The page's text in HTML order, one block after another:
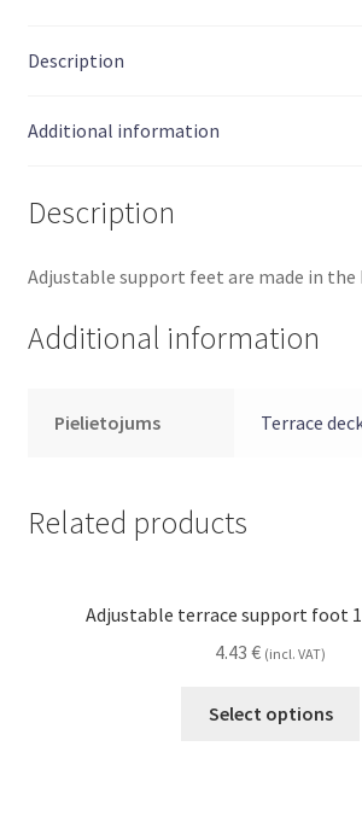
Description
Additional information
Description
Adjustable support feet are made in the
Additional information
Pielietojums Terrace
Related products
Adjustable terrace support foot
4.43 € (incl. VAT)
Select options